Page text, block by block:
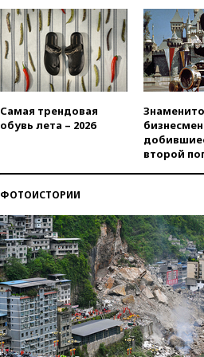
Самая трендовая
обувь лета – 2026
второй
ФОТОИСТОРИИ